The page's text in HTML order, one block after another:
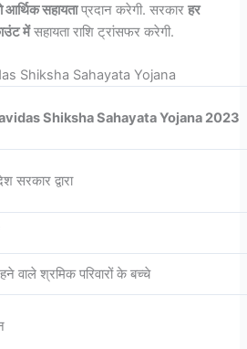
आर्थिक सहायताप्रदान करेगी. सरकारहर
मेंसहायता राशि ट्रांसफर करेगी.
Shiksha Sahayata Yojana
Shiksha Sahayata Yojana 2023
सरकार द्वारा
वाले श्रमिक परिवारों के बच्चे